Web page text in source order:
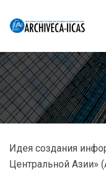
Идея создания
Центральной